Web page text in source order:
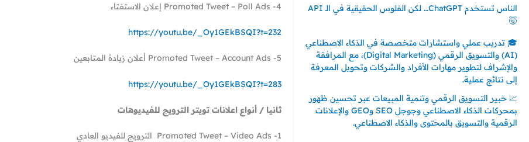
الناس تستخدم ChatGPT… لكن الفلوس الحقيقية في الـ API
🤯
🎓 تدريب عملي واستشارات متخصصة في الذكاء الاصطناعي
(AI) والتسويق الرقمي (Digital Marketing)، مع المرافقة
والإشراف لتطوير مهارات الأفراد والشركات وتحويل المعرفة
إلى نتائج عملية.
📈 خبير التسويق الرقمي وتنمية المبيعات عبر تحسين ظهور
بمحركات الذكاء الاصطناعي وجوجل SEO وGEO والإعلانات
الرقمية والتسويق بالمحتوى والذكاء الاصطناعي.
4- Promoted Tweet – Poll Ads إعلان الاستفتاء
https://youtu.be/_Oy1GEkBSQI?t=232
5- Promoted Tweet – Account Ads أعلان زيادة المتابعين
https://youtu.be/_Oy1GEkBSQI?t=283
ثانيا / أنواع اعلانات تويتر الترويج للفيديوهات
1- Promoted Tweet – Video Ads الترويج للفيديو العادي